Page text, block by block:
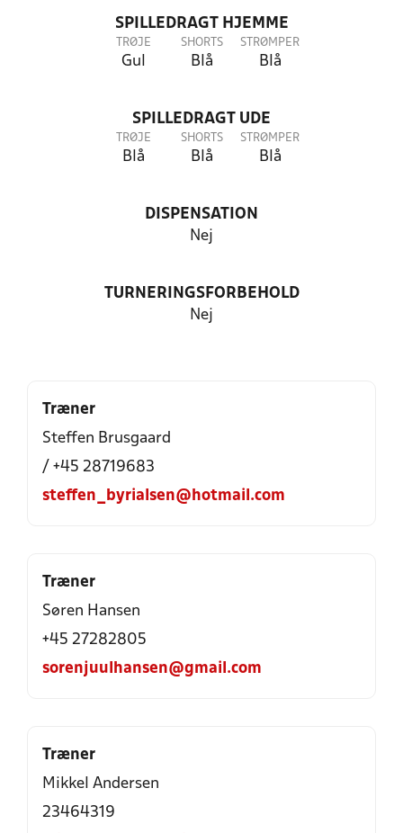
SPILLEDRAGT HJEMME
TRØJE
Gul
SHORTS
Blå
STRØMPER
Blå
SPILLEDRAGT UDE
TRØJE
Blå
SHORTS
Blå
STRØMPER
Blå
DISPENSATION
Nej
TURNERINGSFORBEHOLD
Nej
Træner
Steffen Brusgaard
/ +45 28719683
steffen_byrialsen@hotmail.com
Træner
Søren Hansen
+45 27282805
sorenjuulhansen@gmail.com
Træner
Mikkel Andersen
23464319